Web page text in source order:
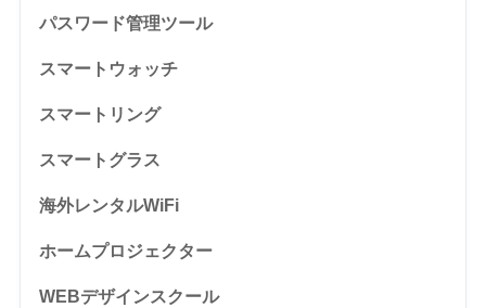
パスワード管理ツール
スマートウォッチ
スマートリング
スマートグラス
海外レンタルWiFi
ホームプロジェクター
WEBデザインスクール